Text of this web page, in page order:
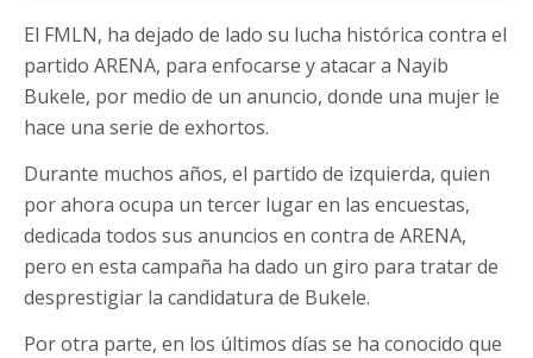
El FMLN, ha dejado de lado su lucha histórica contra el
partido ARENA, para enfocarse y atacar a Nayib
Bukele, por medio de un anuncio, donde una mujer le
hace una serie de exhortos.
Durante muchos años, el partido de izquierda, quien
por ahora ocupa un tercer lugar en las encuestas,
dedicada todos sus anuncios en contra de ARENA,
pero en esta campaña ha dado un giro para tratar de
desprestigiar la candidatura de Bukele.
Por otra parte, en los últimos días se ha conocido que